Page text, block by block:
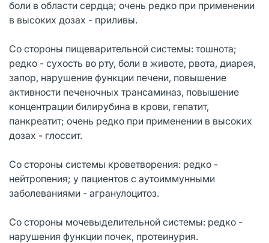
боли в области сердца; очень редко при применении
в высоких дозах - приливы.
Со стороны пищеварительной системы: тошнота;
редко - сухость во рту, боли в животе, рвота, диарея,
запор, нарушение функции печени, повышение
активности печеночных трансаминаз, повышение
концентрации билирубина в крови, гепатит,
панкреатит; очень редко при применении в высоких
дозах - глоссит.
Со стороны системы кроветворения: редко -
нейтропения; у пациентов с аутоиммунными
заболеваниями - агранулоцитоз.
Со стороны мочевыделительной системы: редко -
нарушения функции почек, протеинурия.